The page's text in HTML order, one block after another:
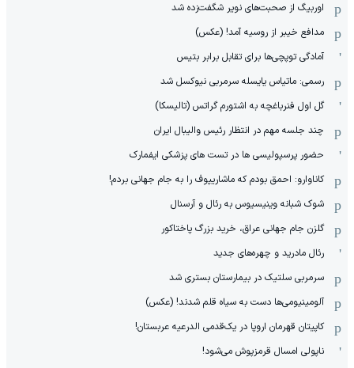
اوربیگ از صحبت‌های نویر شگفت‌زده شد
مدافع خیبر از روسیه آمد! (عکس)
آمادگی توپچی‌ها برای تقابل برابر بتیس
رسمی: ماتیاس یایسله سرمربی نیوکسل شد
گل اول فنرباغچه به اشتورم گراتس (تالیسکا)
چند جلسه مهم در انتظار رئیس والیبال ایران
حضور پرسپولیسی ها در تست های پزشکی ایفمارک
کاناوارو: احمق بودم که ماشاریپوف را به جام جهانی بردم!
شوک شبانه وینیسیوس به رئال و آرسنال
گلزن جام جهانی عراق، خرید بزرگ پاختاکور
رئال مادرید و چهره‌های جدید
سرمربی سلتیک در بیمارستان بستری شد
آلومینیومی‌ها دست به سیاه قلم شدند! (عکس)
کاپیتان قهرمان اروپا در یک‌قدمی الدرعیه عربستان!
ناپولی امسال قرمزپوش می‌شود!